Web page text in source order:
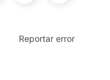
Reportar error